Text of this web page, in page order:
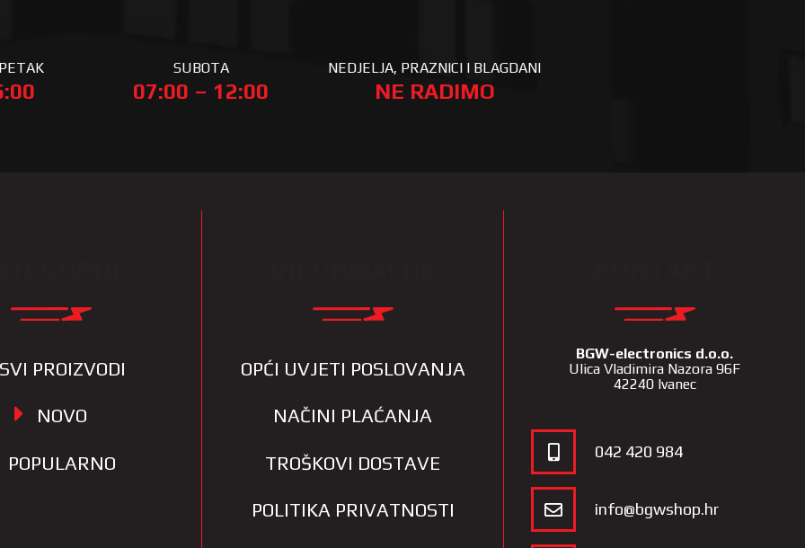
SUBOTA
07:00 – 12:00
NEDJELJA, PRAZNICI I BLAGDANI
NE RADIMO
PROIZVODI
NOVO
POPULARNO
OPĆI UVJETI POSLOVANJA
NAČINI PLAĆANJA
TROŠKOVI DOSTAVE
POLITIKA PRIVATNOSTI
BGW-electronics d.o.o.
Ulica Vladimira Nazora 96F
42240 Ivanec
042 420 984
info@bgwshop.hr